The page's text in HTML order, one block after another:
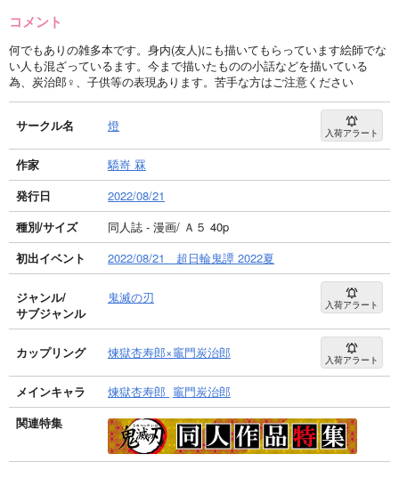
コメント
何でもありの雑多本です。身内(友人)にも描いてもらっています絵師でな
い人も混ざっているます。今まで描いたものの小話などを描いている
為、炭治郎♀、子供等の表現あります。苦手な方はご注意ください
サークル名 燈 入荷アラート
作家
驕嵜 罧
発行日
2022/08/21
種別/サイズ
同人誌 - 漫画/ Ａ５ 40p
初出イベント
2022/08/21 超日輪鬼譚 2022夏
ジャンル/
サブジャンル
鬼滅の刃 入荷アラート
カップリング 煉獄杏寿郎×竈門炭治郎 入荷アラート
メインキャラ 煉獄杏寿郎 竈門炭治郎
関連特集